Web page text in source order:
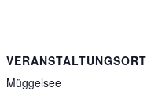
VERANSTALTUNGSORT
Müggelsee